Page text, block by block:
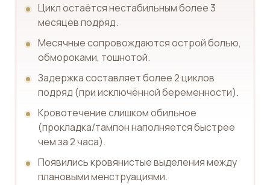
Цикл остаётся нестабильным более 3
месяцев подряд.
Месячные сопровождаются острой болью,
обмороками, тошнотой.
Задержка составляет более 2 циклов
подряд (при исключённой беременности).
Кровотечение слишком обильное
(прокладка/тампон наполняется быстрее
чем за 2 часа).
Появились кровянистые выделения между
плановыми менструациями.